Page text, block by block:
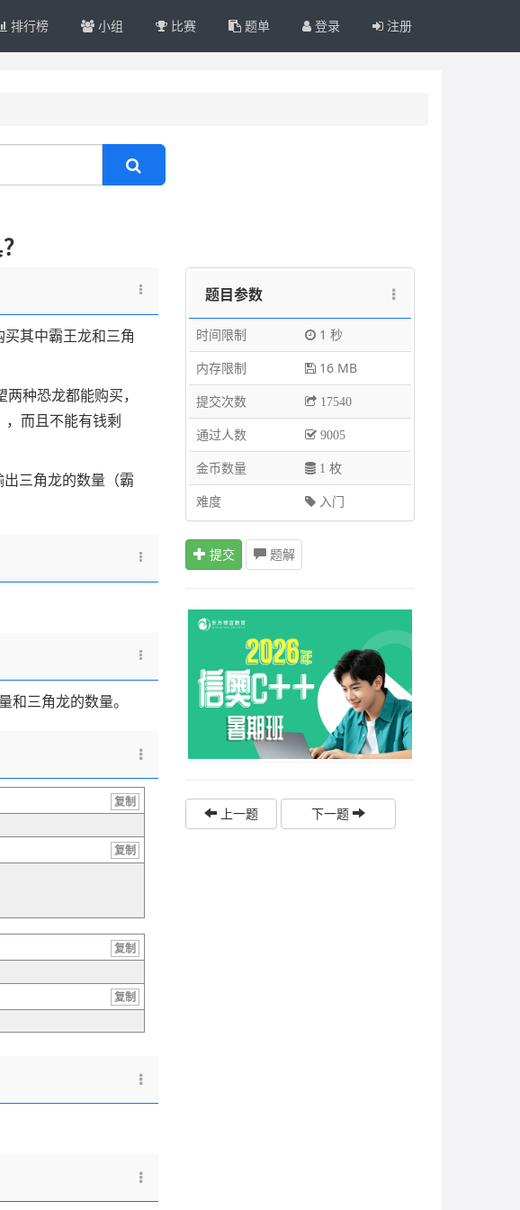
排行榜 小组 比赛 题单 登录 注册
其中霸王龙和三角
种恐龙都能购买，
而且不能有钱剩
三角龙的数量（霸
和三角龙的数量。
复制
复制
复制
复制
题目参数
时间限制
1 秒
内存限制
16 MB
提交次数
17540
通过人数 9005
金币数量 1 枚
难度 入门
提交 题解
上一题 下一题